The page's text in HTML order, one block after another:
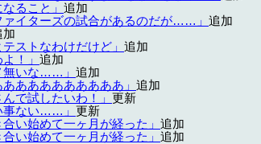
ること」 追加
イターズの試合があるのだが……」 追加
加
ストなわけだけど」 追加
！」 追加
無いな……」 追加
あああああああああ」 追加
で試したいわ！」 更新
事ない……」 更新
い始めて一ヶ月が経った」 追加
い始めて一ヶ月が経った」 追加